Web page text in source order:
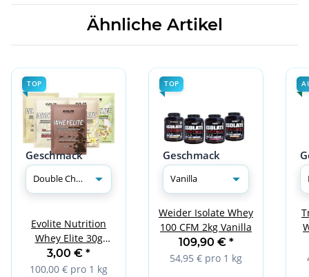
Ähnliche Artikel
TOP
Geschmack
Evolite Nutrition
Whey Elite 30g
Double Chocolate
3,00 € *
100,00 € pro 1 kg
TOP
Geschmack
Weider Isolate Whey
100 CFM 2kg Vanilla
109,90 € *
54,95 € pro 1 kg